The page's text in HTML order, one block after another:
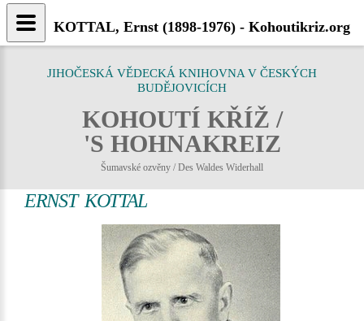
JIHOČESKÁ VĚDECKÁ KNIHOVNA V ČESKÝCH
BUDĚJOVICÍCH
KOHOUTÍ KŘÍŽ /
'S HOHNAKREIZ
Šumavské ozvěny / Des Waldes Widerhall
ERNST KOTTAL
KOTTAL, Ernst (1898-1976) - Kohoutikriz.org